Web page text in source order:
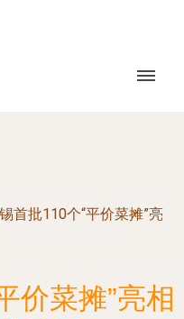
首批110个“平价菜摊”亮
价菜摊”亮相